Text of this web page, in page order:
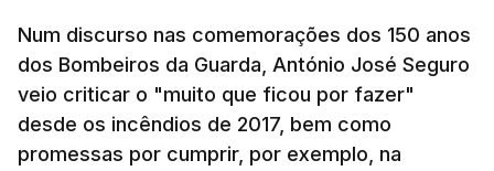
Num discurso nas comemorações dos 150 anos
dos Bombeiros da Guarda, António José Seguro
veio criticar o "muito que ficou por fazer"
desde os incêndios de 2017, bem como
promessas por cumprir, por exemplo, na